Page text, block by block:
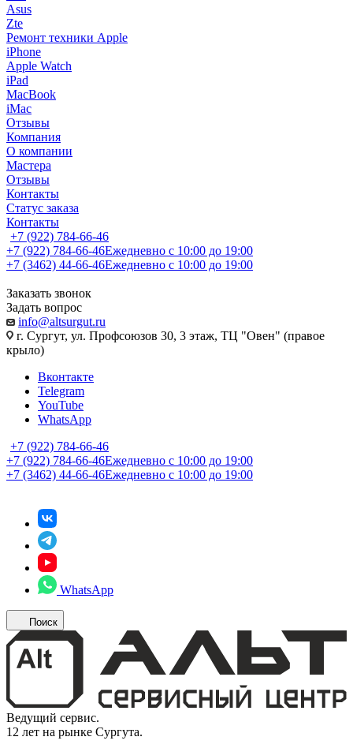
Asus
Zte
Ремонт техники Apple
iPhone
Apple Watch
iPad
MacBook
iMac
Отзывы
Компания
О компании
Мастера
Отзывы
Контакты
Статус заказа
Контакты
+7 (922) 784-66-46
+7 (922) 784-66-46Ежедневно с 10:00 до 19:00
+7 (3462) 44-66-46Ежедневно с 10:00 до 19:00
Заказать звонок
Задать вопрос
info@altsurgut.ru
г. Сургут, ул. Профсоюзов 30, 3 этаж, ТЦ "Овен" (правое
крыло)
Вконтакте
Telegram
YouTube
WhatsApp
+7 (922) 784-66-46
+7 (922) 784-66-46Ежедневно с 10:00 до 19:00
+7 (3462) 44-66-46Ежедневно с 10:00 до 19:00
WhatsApp
Поиск
Ведущий сервис.
12 лет на рынке Сургута.